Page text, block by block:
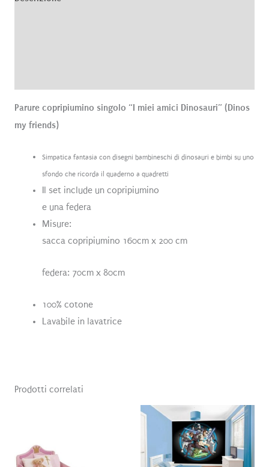
Parure copripiumino singolo “I miei amici Dinosauri” (Dinos
my friends)
Simpatica fantasia con disegni bambineschi di dinosauri e bimbi su uno
sfondo che ricorda il quaderno a quadretti
Il set include un copripiumino
e una federa
Misure:
sacca copripiumino 160cm x 200 cm
federa: 70cm x 80cm
100% cotone
Lavabile in lavatrice
Prodotti correlati